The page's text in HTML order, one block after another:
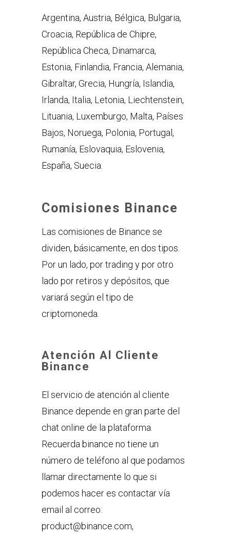
Argentina, Austria, Bélgica, Bulgaria,
Croacia, República de Chipre,
República Checa, Dinamarca,
Estonia, Finlandia, Francia, Alemania,
Gibraltar, Grecia, Hungría, Islandia,
Irlanda, Italia, Letonia, Liechtenstein,
Lituania, Luxemburgo, Malta, Países
Bajos, Noruega, Polonia, Portugal,
Rumanía, Eslovaquia, Eslovenia,
España, Suecia.
Comisiones Binance
Las comisiones de Binance se
dividen, básicamente, en dos tipos.
Por un lado, por trading y por otro
lado por retiros y depósitos, que
variará según el tipo de
criptomoneda.
Atención Al Cliente
Binance
El servicio de atención al cliente
Binance depende en gran parte del
chat online de la plataforma.
Recuerda binance no tiene un
número de teléfono al que podamos
llamar directamente lo que si
podemos hacer es contactar vía
email al correo:
product@binance.com,